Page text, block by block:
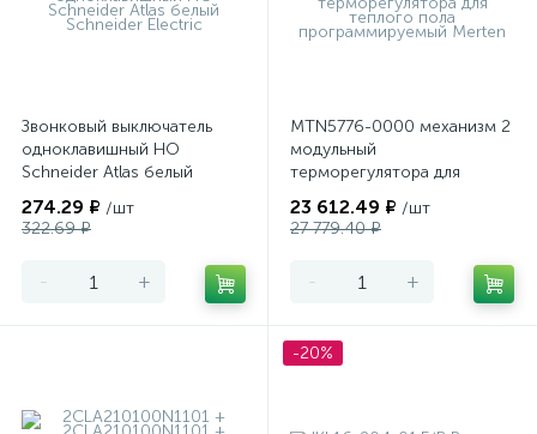
Звонковый выключатель
одноклавишный НО
Schneider Atlas белый
274.29 ₽ /шт
322.69 ₽
- +
MTN5776-0000 механизм 2
модульный
терморегулятора для
программируемый Merten
23 612.49 ₽ /шт
27 779.40 ₽
- +
-20%